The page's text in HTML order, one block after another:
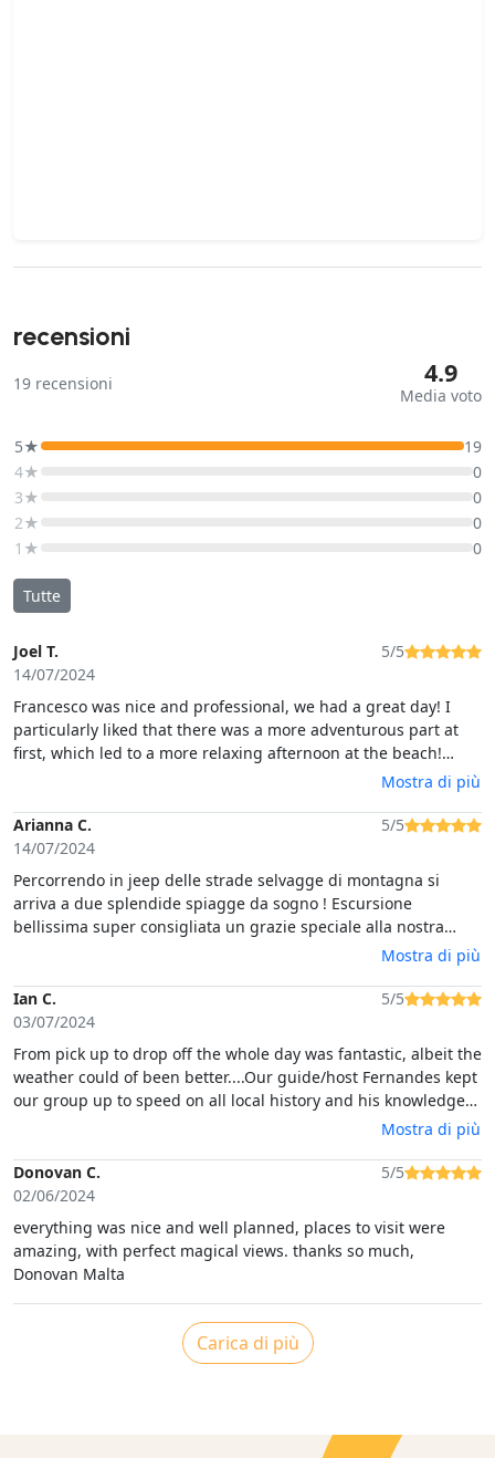
recensioni
19 recensioni 4.9
Media voto
5★
19
4★
0
3★
0
2★
0
1★
0
Tutte
Joel T.
14/07/2024
5/5
Francesco was nice and professional, we had a great day! I
particularly liked that there was a more adventurous part at
first, which led to a more relaxing afternoon at the beach!
Mostra di più
Arianna C.
14/07/2024
5/5
Percorrendo in jeep delle strade selvagge di montagna si
arriva a due splendide spiagge da sogno ! Escursione
bellissima super consigliata un grazie speciale alla nostra
guida Emilio che è stato estremamente gentile e simpatico
Mostra di più
Ian C.
03/07/2024
5/5
From pick up to drop off the whole day was fantastic, albeit the
weather could of been better....Our guide/host Fernandes kept
our group up to speed on all local history and his knowledge
of wild plants/trees second to none.This trip highly
direction.Ian & RominaMaltaJuly 2024
Mostra di più
Donovan C.
02/06/2024
5/5
everything was nice and well planned, places to visit were
amazing, with perfect magical views. thanks so much,
Donovan Malta
Carica di più